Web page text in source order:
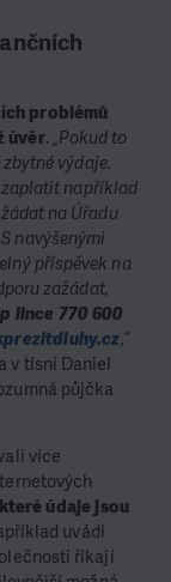
problémů
úvěr. „Pokud to
výdaje.
zaplatit například
na Úřadu
navýšenými
příspěvek na
zažádat,
lince 770 600
,“
v tísni Daniel
půjčka
více
údaje jsou
uvádí
říkají